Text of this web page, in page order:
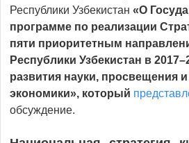
Республики Узбекистан «О
программе по реализации
пяти приоритетным
Республики Узбекистан в
развития науки, просвещения
экономики», который
обсуждение.